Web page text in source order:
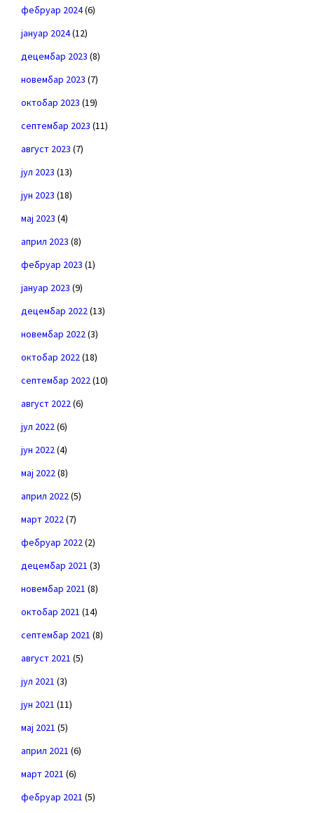
фебруар 2024(6)
јануар 2024(12)
децембар 2023 (8)
новембар 2023 (7)
октобар 2023 (19)
септембар 2023 (11)
август 2023 (7)
јул 2023 (13)
јун 2023 (18)
мај 2023 (4)
април 2023 (8)
фебруар 2023 (1)
јануар 2023 (9)
децембар 2022(13)
новембар 2022(3)
октобар 2022(18)
септембар 2022(10)
август 2022(6)
јул 2022(6)
јун 2022(4)
мај 2022(8)
април 2022(5)
март 2022(7)
фебруар 2022(2)
децембар 2021 (3)
новембар 2021 (8)
октобар 2021 (14)
септембар 2021 (8)
август 2021 (5)
јул 2021 (3)
јун 2021 (11)
мај 2021 (5)
април 2021 (6)
март 2021 (6)
фебруар 2021 (5)